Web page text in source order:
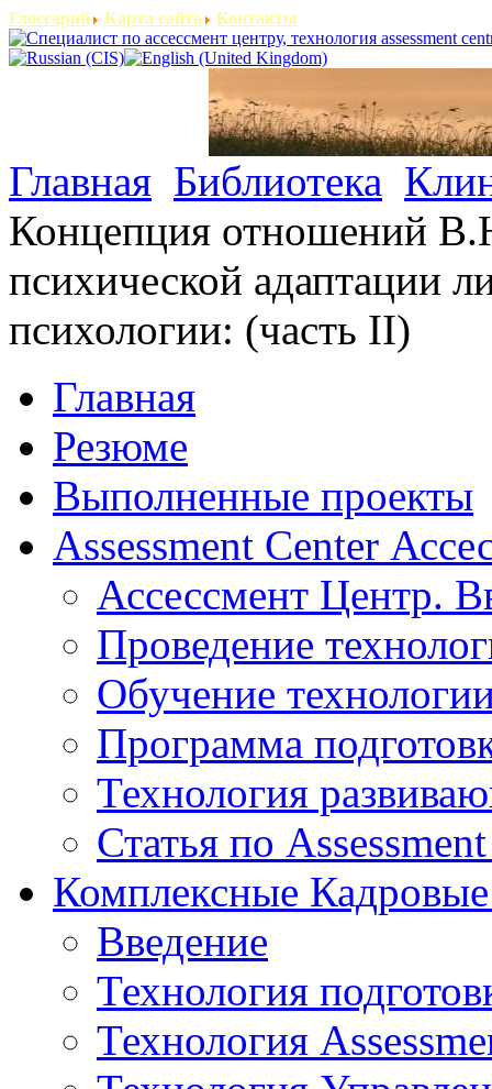
Глоссарий Карта сайта Контакты
Главная Библиотека
Концепция отношений
психической адаптации
психологии: (часть II)
Главная
Резюме
Выполненные проекты
Assessment Center
Ассессмент Центр.
Проведение
Обучение
Программа
Технология
Статья по
Комплексные
Введение
Технология
Технология